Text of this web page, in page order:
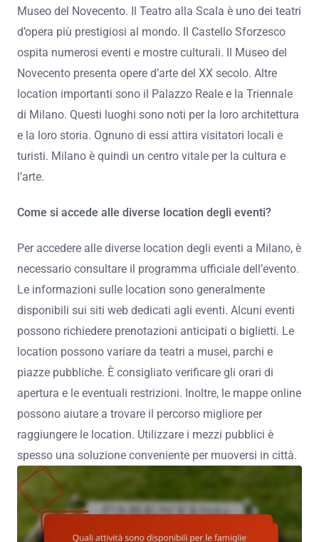
Museo del Novecento. Il Teatro alla Scala è uno dei teatri
d’opera più prestigiosi al mondo. Il Castello Sforzesco
ospita numerosi eventi e mostre culturali. Il Museo del
Novecento presenta opere d’arte del XX secolo. Altre
location importanti sono il Palazzo Reale e la Triennale
di Milano. Questi luoghi sono noti per la loro architettura
e la loro storia. Ognuno di essi attira visitatori locali e
turisti. Milano è quindi un centro vitale per la cultura e
l’arte.
Come si accede alle diverse location degli eventi?
Per accedere alle diverse location degli eventi a Milano, è
necessario consultare il programma ufficiale dell’evento.
Le informazioni sulle location sono generalmente
disponibili sui siti web dedicati agli eventi. Alcuni eventi
possono richiedere prenotazioni anticipati o biglietti. Le
location possono variare da teatri a musei, parchi e
piazze pubbliche. È consigliato verificare gli orari di
apertura e le eventuali restrizioni. Inoltre, le mappe online
possono aiutare a trovare il percorso migliore per
raggiungere le location. Utilizzare i mezzi pubblici è
spesso una soluzione conveniente per muoversi in città.